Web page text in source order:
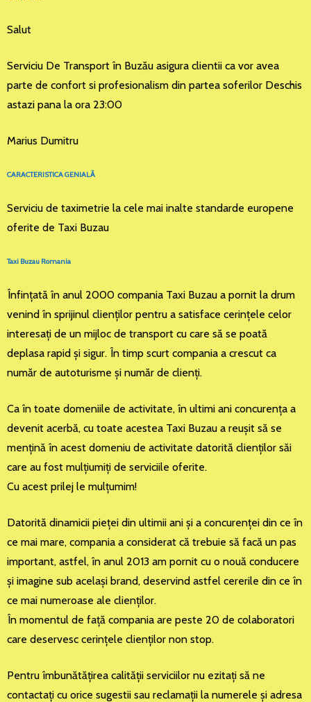
Salut
Serviciu De Transport în Buzău asigura clientii ca vor avea
parte de confort si profesionalism din partea soferilor Deschis
astazi pana la ora 23:00
Marius Dumitru
CARACTERISTICA GENIALĂ
Serviciu de taximetrie la cele mai inalte standarde europene
oferite de Taxi Buzau
Taxi Buzau Romania
Înfinţată în anul 2000 compania Taxi Buzau a pornit la drum
venind în sprijinul clienţilor pentru a satisface cerinţele celor
interesaţi de un mijloc de transport cu care să se poată
deplasa rapid şi sigur. În timp scurt compania a crescut ca
număr de autoturisme şi număr de clienţi.
Ca în toate domeniile de activitate, în ultimi ani concurenţa a
devenit acerbă, cu toate acestea Taxi Buzau a reuşit să se
menţină în acest domeniu de activitate datorită clienţilor săi
care au fost mulţiumiţi de serviciile oferite.
Cu acest prilej le mulţumim!
Datorită dinamicii pieţei din ultimii ani şi a concurenţei din ce în
ce mai mare, compania a considerat că trebuie să facă un pas
important, astfel, în anul 2013 am pornit cu o nouă conducere
şi imagine sub acelaşi brand, deservind astfel cererile din ce în
ce mai numeroase ale clienţilor.
În momentul de faţă compania are peste 20 de colaboratori
care deservesc cerinţele clienţilor non stop.
Pentru îmbunătăţirea calităţii serviciilor nu ezitaţi să ne
contactaţi cu orice sugestii sau reclamaţii la numerele şi adresa